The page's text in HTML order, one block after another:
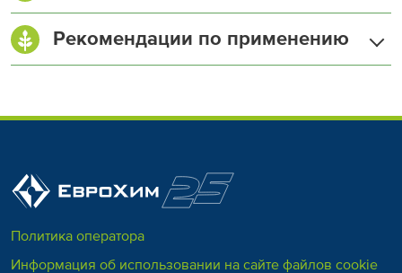
Азот (N) общий, % 13,7
Рекомендации по применению
Клубника
Политика оператора
Информация об использовании на сайте файлов cookie